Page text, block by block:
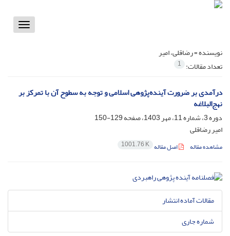
Toggle
نویسنده =رضاقلی، امیر
تعداد مقالات: 1
درآمدی بر ضرورت آینده‌پژوهی اسلامی و توجه به سطوح آن با تمرکز بر
نهج‌البلاغه
دوره 3، شماره 11، مهر 1403، صفحه
129-150
امیر رضاقلی
مشاهده مقاله اصل مقاله 1001.76 K
مقالات آماده انتشار
شماره جاری